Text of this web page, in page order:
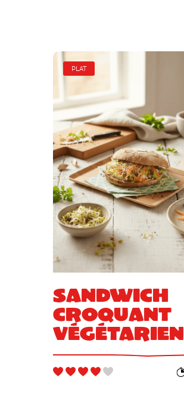
PLAT
Sandwich
croquant
végétarien